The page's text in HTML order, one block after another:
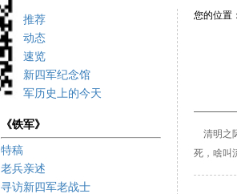
重点推荐
新闻动态
要闻速览
盐城新四军纪念馆
新四军历史上的今天
《铁军》
特稿
老兵亲述
寻访新四军老战士
您的位置
清明之
死，啥叫